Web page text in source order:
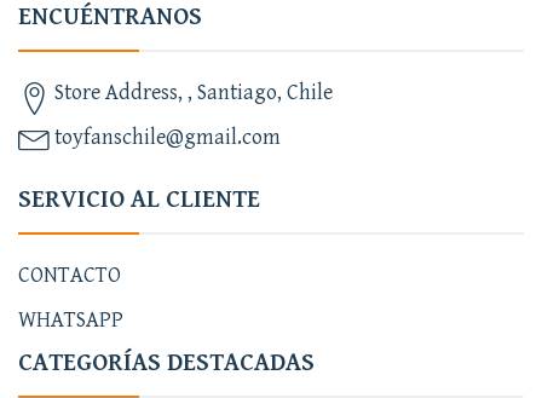
ENCUÉNTRANOS
Store Address, , Santiago, Chile
toyfanschile@gmail.com
SERVICIO AL CLIENTE
CONTACTO
WHATSAPP
CATEGORÍAS DESTACADAS